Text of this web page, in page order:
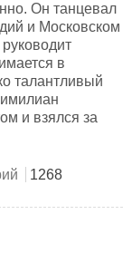
Он танцевал
и Московском
в
талантливый
и взялся за
и кино
1268